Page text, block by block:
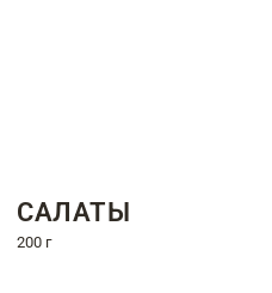
САЛАТЫ
200 г